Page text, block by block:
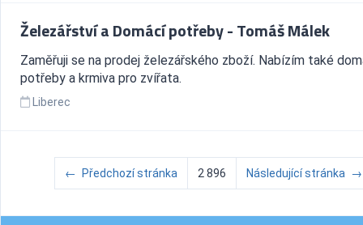
Železářství a Domácí potřeby - Tomáš Málek
Zaměřuji se na prodej železářského zboží. Nabízím také
potřeby a krmiva pro zvířata.
Liberec
← Předchozí stránka 2 896 Následující stránka →